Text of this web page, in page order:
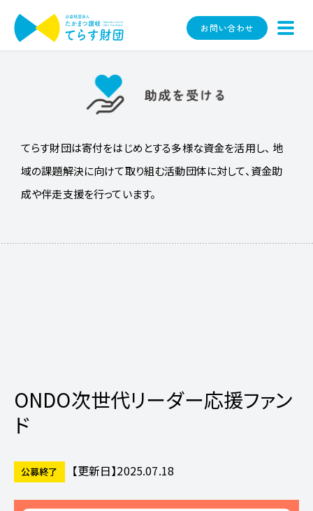
お問い合わせ
てらす財団は寄付をはじめとする多様な資金を活用し、 地
域の課題解決に向けて取り組む活動団体に対して、資金助
成や伴走支援を行っています。
ONDO次世代リーダー応援ファン
ド
公募終了 【更新日】2025.07.18